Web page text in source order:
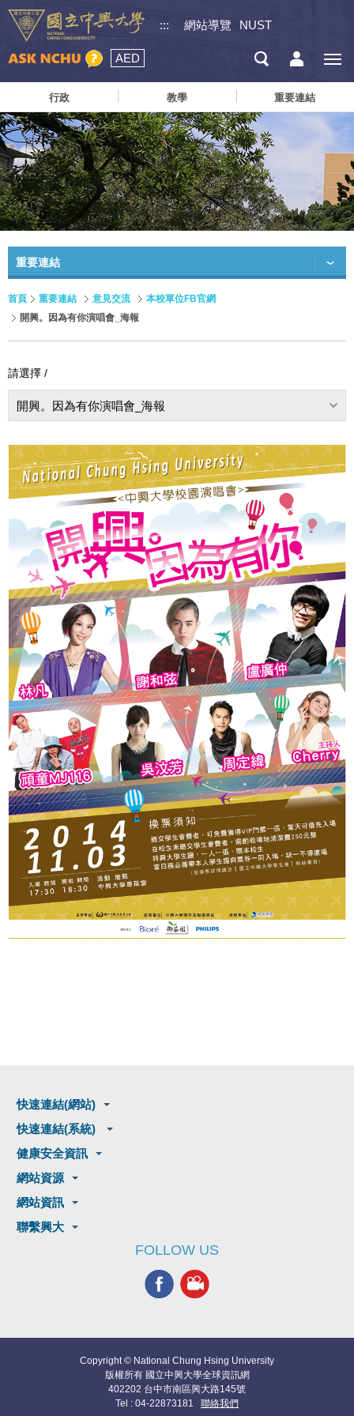
::: 網站導覽 NUST
AED
行政 教學 重要連結
重要連結
首頁 重要連結 意見交流
本校單位FB官網
開興。因為有你演唱會_海報
請選擇 /
開興。因為有你演唱會_海報
快速連結(網站)
快速連結(系統)
健康安全資訊
網站資源
網站資訊
聯繫興大
FOLLOW US
Copyright © National Chung Hsing University
版權所有 國立中興大學全球資訊網
402202 台中市南區興大路145號
Tel : 04-22873181 聯絡我們